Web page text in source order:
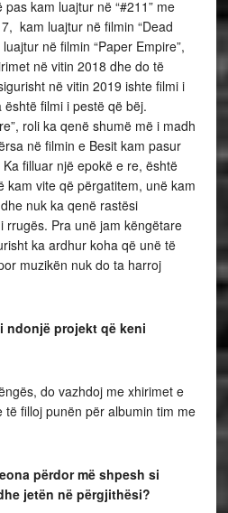
kam luajtur në “#211” me
kam luajtur në filmin “Dead
në filmin “Paper Empire”,
në vitin 2018 dhe do të
në vitin 2019 ishte filmi i
është filmi i pestë që bëj.
roli ka qenë shumë më i madh
në filmin e Besit kam pasur
filluar një epokë e re, është
kam vite që përgatitem, unë kam
nuk ka qenë rastësi
rrugës. Pra unë jam këngëtare
ka ardhur koha që unë të
muzikën nuk do ta harroj
ndonjë projekt që keni
do vazhdoj me xhirimet e
të filloj punën për albumin tim me
përdor më shpesh si
jetën në përgjithësi?